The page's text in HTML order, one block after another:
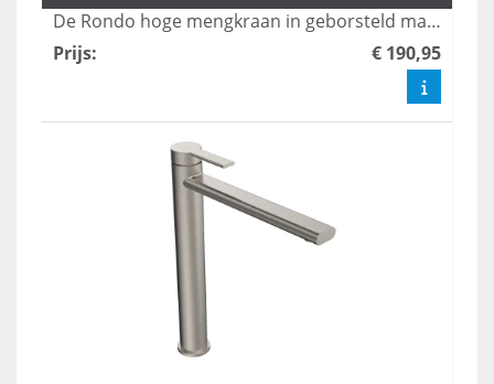
De Rondo hoge mengkraan in geborsteld mat goud voegt een stijlvolle en luxe uitstraling toe aan uw badkamer. Deze hoogwaardige kraan combineert functionaliteit met een modern design, waardoor het een perfecte keuze is voor elke eigentijdse ruimte. Transformeer uw badkamer met de elegante afwerking en de gebruiksvriendelijke bediening van deze unieke kraan.
Prijs: € 190,95